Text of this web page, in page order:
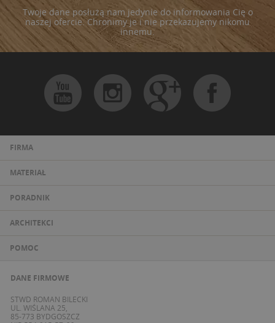
Twoje dane posłużą nam jedynie do informowania Cię o
naszej ofercie. Chronimy je i nie przekazujemy nikomu
innemu.
FIRMA
MATERIAŁ
PORADNIK
ARCHITEKCI
POMOC
DANE FIRMOWE
STWD ROMAN BILECKI
UL. WIŚLANA 25,
85-773 BYDGOSZCZ